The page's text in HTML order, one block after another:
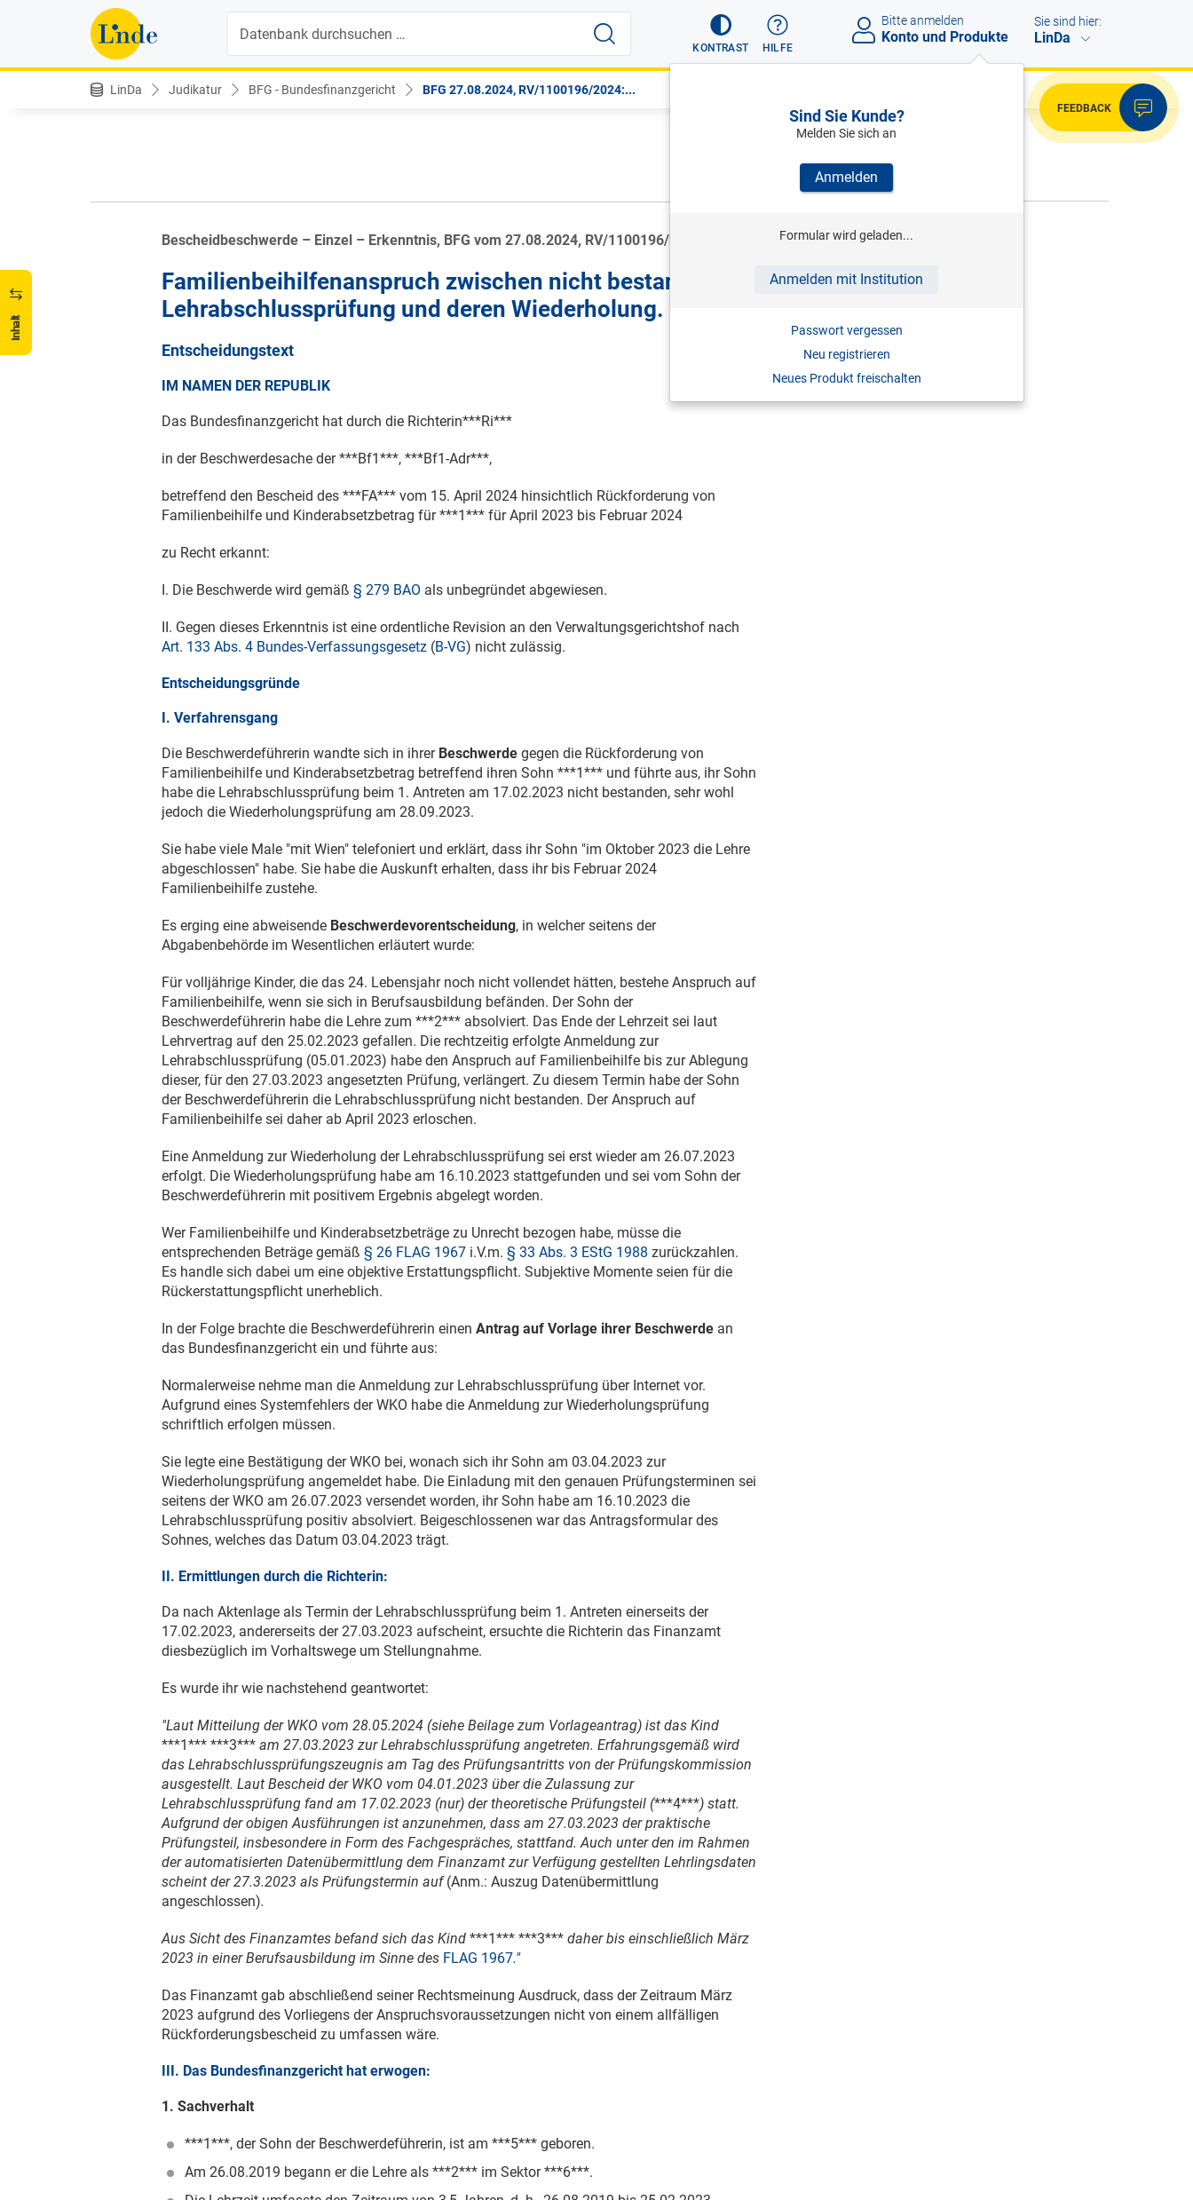
KONTRAST HILFE
Bitte anmelden
Konto und Produkte
Sind Sie Kunde?
Melden Sie sich an
Anmelden
Formular wird geladen...
Anmelden mit Institution
Passwort vergessen
Neu registrieren
Neues Produkt freischalten
Sie sind hier:
LinDa
LinDa Judikatur BFG - Bundesfinanzgericht BFG 27.08.2024, RV/1100196/2024:...
FEEDBACK
Inhalt
Bescheidbeschwerde – Einzel – Erkenntnis, BFG vom 27.08.2024, RV/1100196/2024
Familienbeihilfenanspruch zwischen nicht bestandener
Lehrabschlussprüfung und deren Wiederholung.
Entscheidungstext
IM NAMEN DER REPUBLIK
Das Bundesfinanzgericht hat durch die Richterin***Ri***
in der Beschwerdesache der ***Bf1***, ***Bf1-Adr***,
betreffend den Bescheid des ***FA*** vom 15. April 2024 hinsichtlich Rückforderung von
Familienbeihilfe und Kinderabsetzbetrag für ***1*** für April 2023 bis Februar 2024
zu Recht erkannt:
I. Die Beschwerde wird gemäß§ 279 BAO als unbegründet abgewiesen.
II. Gegen dieses Erkenntnis ist eine ordentliche Revision an den Verwaltungsgerichtshof nach
Art. 133 Abs. 4 Bundes-Verfassungsgesetz (B-VG) nicht zulässig.
Entscheidungsgründe
I. Verfahrensgang
Die Beschwerdeführerin wandte sich in ihrer Beschwerde gegen die Rückforderung von
Familienbeihilfe und Kinderabsetzbetrag betreffend ihren Sohn ***1*** und führte aus, ihr Sohn
habe die Lehrabschlussprüfung beim 1. Antreten am 17.02.2023 nicht bestanden, sehr wohl
jedoch die Wiederholungsprüfung am28.09.2023.
Sie habe viele Male "mit Wien" telefoniert und erklärt, dass ihr Sohn "im Oktober 2023 die Lehre
abgeschlossen" habe. Sie habe die Auskunft erhalten, dass ihr bis Februar 2024
Familienbeihilfe zustehe.
Es erging eine abweisende Beschwerdevorentscheidung, in welcher seitens der
Abgabenbehörde im Wesentlichen erläutert wurde:
Für volljährige Kinder, die das 24. Lebensjahr noch nicht vollendet hätten, bestehe Anspruch auf
Familienbeihilfe, wenn sie sich in Berufsausbildung befänden. Der Sohn der
Beschwerdeführerin habe die Lehre zum ***2*** absolviert. Das Ende der Lehrzeit sei laut
Lehrvertrag auf den25.02.2023 gefallen. Die rechtzeitig erfolgte Anmeldung zur
Lehrabschlussprüfung (05.01.2023) habe den Anspruch auf Familienbeihilfe bis zur Ablegung
dieser, für den27.03.2023 angesetzten Prüfung, verlängert. Zu diesem Termin habe der Sohn
der Beschwerdeführerin die Lehrabschlussprüfung nicht bestanden. Der Anspruch auf
Familienbeihilfe sei daher ab April 2023 erloschen.
Eine Anmeldung zur Wiederholung der Lehrabschlussprüfung sei erst wieder am26.07.2023
erfolgt. Die Wiederholungsprüfung habe am 16.10.2023 stattgefunden und sei vom Sohn der
Beschwerdeführerin mit positivem Ergebnis abgelegt worden.
Wer Familienbeihilfe und Kinderabsetzbeträge zu Unrecht bezogen habe, müsse die
entsprechenden Beträge gemäß§ 26 FLAG 1967 i.V.m.§ 33 Abs. 3 EStG 1988 zurückzahlen.
Es handle sich dabei um eine objektive Erstattungspflicht. Subjektive Momente seien für die
Rückerstattungspflicht unerheblich.
In der Folge brachte die Beschwerdeführerin einenAntrag auf Vorlage ihrer Beschwerde an
das Bundesfinanzgericht ein und führte aus:
Normalerweise nehme man die Anmeldung zur Lehrabschlussprüfung über Internet vor.
Aufgrund eines Systemfehlers der WKO habe die Anmeldung zur Wiederholungsprüfung
schriftlich erfolgen müssen.
Sie legte eine Bestätigung der WKO bei, wonach sich ihr Sohn am 03.04.2023 zur
Wiederholungsprüfung angemeldet habe. Die Einladung mit den genauen Prüfungsterminen sei
seitens der WKO am26.07.2023 versendet worden, ihr Sohn habe am 16.10.2023 die
Lehrabschlussprüfung positiv absolviert. Beigeschlossenen war das Antragsformular des
Sohnes, welches das Datum 03.04.2023 trägt.
II. Ermittlungen durch die Richterin:
Da nach Aktenlage als Termin der Lehrabschlussprüfung beim 1. Antreten einerseits der
17.02.2023, andererseits der27.03.2023 aufscheint, ersuchte die Richterin das Finanzamt
diesbezüglich im Vorhaltswege um Stellungnahme.
Es wurde ihr wie nachstehend geantwortet:
"Laut Mitteilung der WKO vom28.05.2024 (siehe Beilage zum Vorlageantrag) ist das Kind
***1*** ***3*** am27.03.2023 zur Lehrabschlussprüfung angetreten. Erfahrungsgemäß wird
das Lehrabschlussprüfungszeugnis am Tag des Prüfungsantritts von der Prüfungskommission
ausgestellt. Laut Bescheid der WKO vom 04.01.2023 über die Zulassung zur
Lehrabschlussprüfung fand am 17.02.2023 (nur) der theoretische Prüfungsteil (***4***) statt.
Aufgrund der obigen Ausführungen ist anzunehmen, dass am27.03.2023 der praktische
Prüfungsteil, insbesondere in Form des Fachgespräches, stattfand. Auch unter den im Rahmen
der automatisierten Datenübermittlung dem Finanzamt zur Verfügung gestellten Lehrlingsdaten
scheint der27.3.2023 als Prüfungstermin auf(Anm.: Auszug Datenübermittlung
angeschlossen).
Aus Sicht des Finanzamtes befand sich das Kind***1*** ***3*** daher bis einschließlich März
2023 in einer Berufsausbildung im Sinne des FLAG 1967."
Das Finanzamt gab abschließend seiner Rechtsmeinung Ausdruck, dass der Zeitraum März
2023 aufgrund des Vorliegens der Anspruchsvoraussetzungen nicht von einem allfälligen
Rückforderungsbescheid zu umfassen wäre.
III. Das Bundesfinanzgericht hat erwogen:
1. Sachverhalt
***1***, der Sohn der Beschwerdeführerin, ist am ***5*** geboren.
Am26.08.2019 begann er die Lehre als ***2*** im Sektor ***6***.
VERWEISE
Bitte melden Sie sich an.